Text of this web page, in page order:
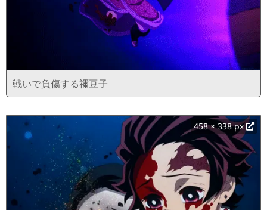
戦いで負傷する禰豆子
458 × 338 px